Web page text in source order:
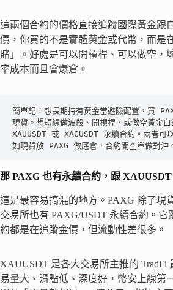
這兩個合約的價格直接追蹤國際黃金跟
價，你買的不是實體黃金或代幣，而是
賭」。好處是可以開槓桿、可以做空，
率成本而且會爆倉。
簡單記：想長期持有黃金當避險配置，買
現貨。想短線做波段、開槓桿、或做空黃金白
XAUUSDT 或 XAGUSDT 永續合約。兩者可
如現貨放 PAXG 做底倉，合約開空單做對沖
那 PAXG 也有永續合約，跟 XAUUSDT
這是最容易搞混的地方。PAXG 除了現
交易所也有 PAXG/USDT 永續合約。它
約都是在追蹤金價，但流動性差很多。
XAUUSDT 是各大交易所主推的 TradFi
易量大、滑點低、深度好，幣安上線第